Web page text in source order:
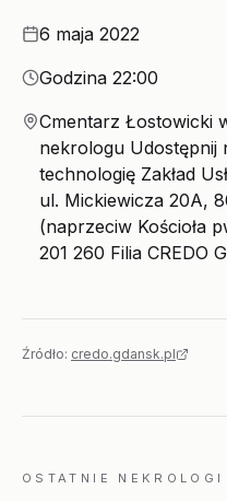
Data
6 maja 2022
Godzina
Godzina 22:00
Miejsce
Cmentarz Łostowicki
nekrologu Udostępnij
technologię Zakład
ul. Mickiewicza 20A,
(naprzeciw Kościoła
201 260 Filia CREDO
Źródło: credo.gdansk.pl
OSTATNIE NEKROLOGI